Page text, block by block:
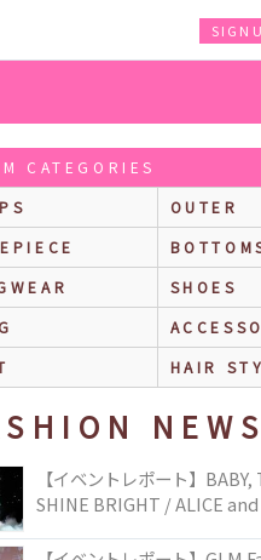
CATEGORIES
OUTER
SHOES
HAIR
NEWS
【イベントレポート】BABY,
SHINE BRIGHT / ALICE
TOKYO